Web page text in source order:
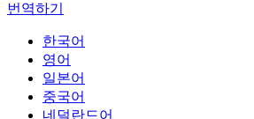
번역하기
한국어
영어
일본어
중국어
네덜란드어